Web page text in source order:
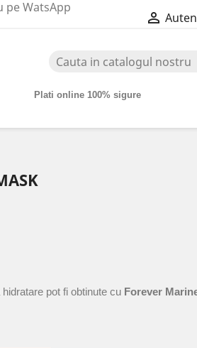
pe WatsApp

Plati online 100% sigure
pot fi obtinute cu Forever